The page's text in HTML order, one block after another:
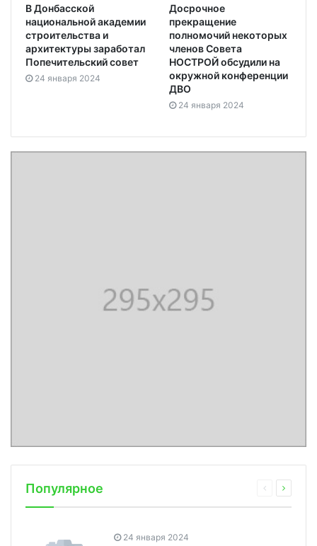
В Донбасской
национальной академии
строительства и
архитектуры заработал
Попечительский совет
24 января 2024
Досрочное
прекращение
полномочий некоторых
членов Совета
НОСТРОЙ обсудили на
окружной конференции
ДВО
24 января 2024
Популярное
24 января 2024